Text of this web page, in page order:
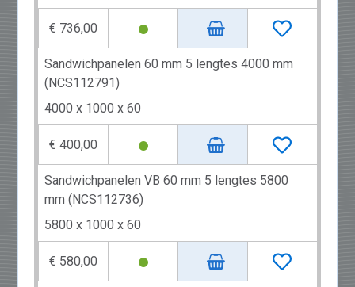
€ 736,00
Sandwichpanelen 60 mm 5 lengtes 4000 mm
(NCS112791)
4000 x 1000 x 60
€ 400,00
Sandwichpanelen VB 60 mm 5 lengtes 5800
mm (NCS112736)
5800 x 1000 x 60
€ 580,00